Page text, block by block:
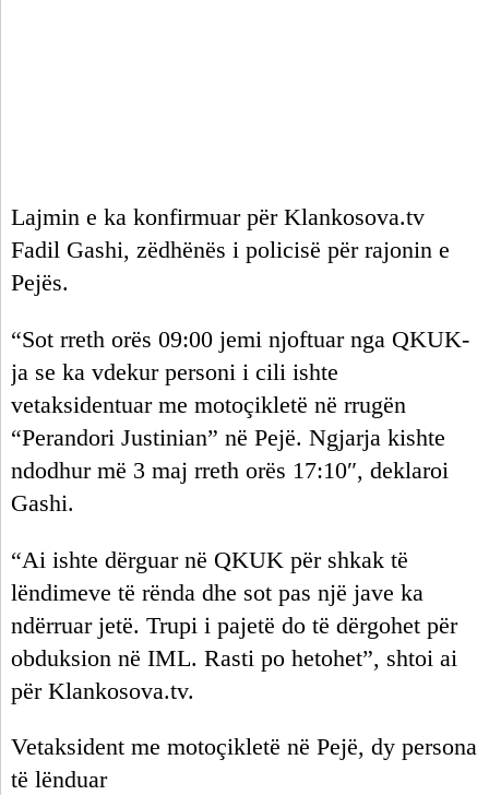
Lajmin e ka konfirmuar për Klankosova.tv
Fadil Gashi, zëdhënës i policisë për rajonin e
Pejës.
“Sot rreth orës 09:00 jemi njoftuar nga QKUK-
ja se ka vdekur personi i cili ishte
vetaksidentuar me motoçikletë në rrugën
“Perandori Justinian” në Pejë. Ngjarja kishte
ndodhur më 3 maj rreth orës 17:10″, deklaroi
Gashi.
“Ai ishte dërguar në QKUK për shkak të
lëndimeve të rënda dhe sot pas një jave ka
ndërruar jetë. Trupi i pajetë do të dërgohet për
obduksion në IML. Rasti po hetohet”, shtoi ai
për Klankosova.tv.
Vetaksident me motoçikletë në Pejë, dy persona
të lënduar